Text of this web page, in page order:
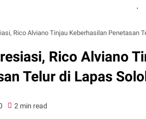
.
Rico Alviano Tinjau Keberhasilan Penetasan
Rico Alviano
Telur di Lapas
2 min read